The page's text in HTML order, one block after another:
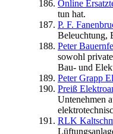
Online
tun hat.
P. F.
Beleuchtung,
Peter
sowohl
Bau- und
Peter Grapp
Preiß
Untenehmen
RLK